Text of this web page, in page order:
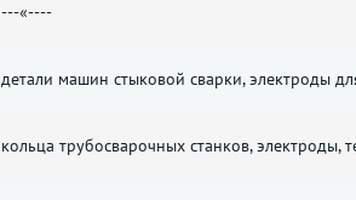
---«----
детали машин стыковой сварки, электроды
кольца трубосварочных станков, электроды,